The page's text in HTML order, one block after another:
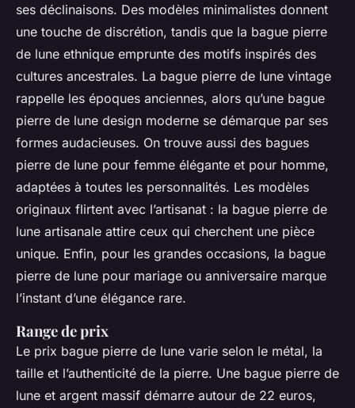
ses déclinaisons. Des modèles minimalistes donnent
une touche de discrétion, tandis que la bague pierre
de lune ethnique emprunte des motifs inspirés des
cultures ancestrales. La bague pierre de lune vintage
rappelle les époques anciennes, alors qu’une bague
pierre de lune design moderne se démarque par ses
formes audacieuses. On trouve aussi des bagues
pierre de lune pour femme élégante et pour homme,
adaptées à toutes les personnalités. Les modèles
originaux flirtent avec l’artisanat : la bague pierre de
lune artisanale attire ceux qui cherchent une pièce
unique. Enfin, pour les grandes occasions, la bague
pierre de lune pour mariage ou anniversaire marque
l’instant d’une élégance rare.
Range de prix
Le prix bague pierre de lune varie selon le métal, la
taille et l’authenticité de la pierre. Une bague pierre de
lune et argent massif démarre autour de 22 euros,